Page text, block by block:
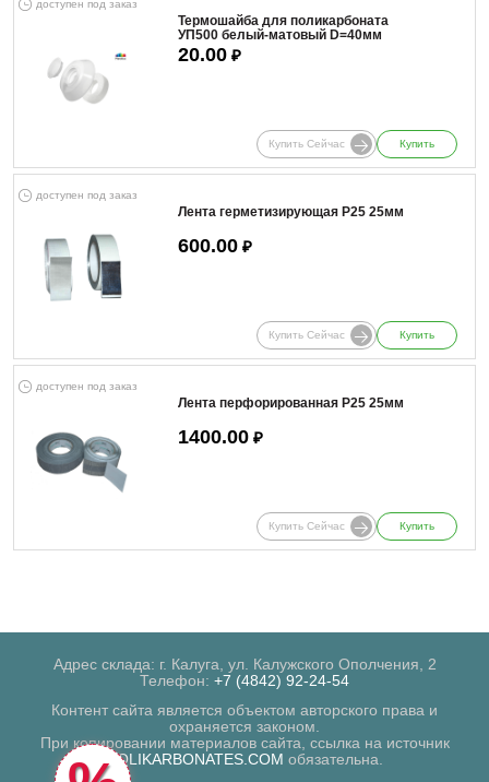
доступен под заказ
Термошайба для поликарбоната
УП500 белый-матовый D=40мм
20.00 ₽
Купить Сейчас Купить
доступен под заказ
Лента герметизирующая Р25 25мм
600.00 ₽
Купить Сейчас Купить
доступен под заказ
Лента перфорированная Р25 25мм
1400.00 ₽
Купить Сейчас Купить
Адрес склада: г. Калуга, ул. Калужского Ополчения, 2
Телефон: +7 (4842) 92-24-54
Контент сайта является объектом авторского права и
охраняется законом.
При копировании материалов сайта, ссылка на источник
POLIKARBONATES.COM обязательна.